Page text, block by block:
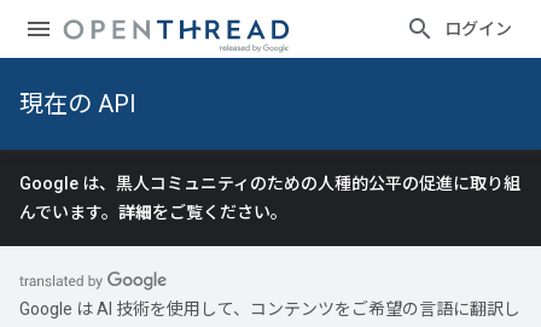
ログイン
現在の API
Google は、黒人コミュニティのための人種的公平の促進に取り組
んでいます。 詳細をご覧ください。
Google は AI 技術を使用して、コンテンツをご希望の言語に翻訳し